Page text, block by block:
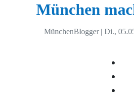
München
MünchenBlogger | Di.,